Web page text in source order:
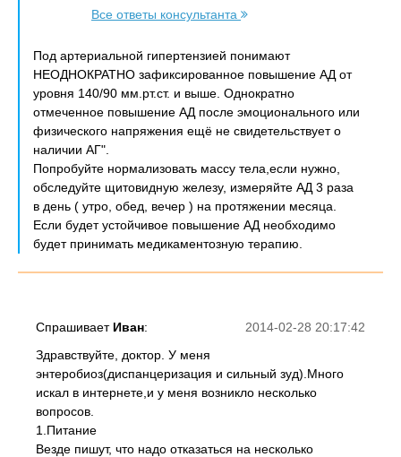
Все ответы консультанта
Под артериальной гипертензией понимают
НЕОДНОКРАТНО зафиксированное повышение АД от
уровня 140/90 мм.рт.ст. и выше. Однократно
отмеченное повышение АД после эмоционального или
физического напряжения ещё не свидетельствует о
наличии АГ".
Попробуйте нормализовать массу тела,если нужно,
обследуйте щитовидную железу, измеряйте АД 3 раза
в день ( утро, обед, вечер ) на протяжении месяца.
Если будет устойчивое повышение АД необходимо
будет принимать медикаментозную терапию.
2014-02-28 20:17:42
Спрашивает Иван:
Здравствуйте, доктор. У меня
энтеробиоз(диспанцеризация и сильный зуд).Много
искал в интернете,и у меня возникло несколько
вопросов.
1.Питание
Везде пишут, что надо отказаться на несколько